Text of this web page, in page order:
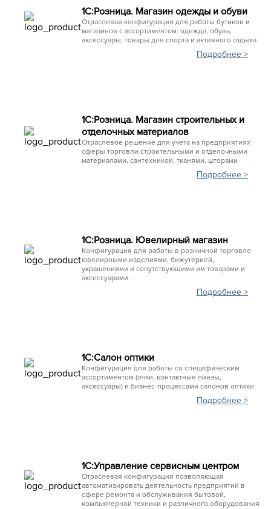
1С:Розница. Магазин одежды и обуви
Отраслевая конфигурация для работы бутиков и
магазинов с ассортиментом: одежда, обувь,
аксессуары, товары для спорта и активного отдыха
Подробнее >
1С:Розница. Магазин строительных и
отделочных материалов
Отраслевое решение для учета на предприятиях
сферы торговли строительными и отделочными
материалами, сантехникой, тканями, шторами
Подробнее >
1C:Розница. Ювелирный магазин
Конфигурация для работы в розничной торговле
ювелирными изделиями, бижутерией,
украшениями и сопутствующими им товарами и
аксессуарами.
Подробнее >
1С:Салон оптики
Конфигурация для работы со специфическим
ассортиментом (очки, контактные линзы,
аксессуары) и бизнес-процессами салонов оптики.
Подробнее >
1С:Управление сервисным центром
Отраслевая конфигурация позволяющая
автоматизировать деятельность предприятий в
сфере ремонта и обслуживания бытовой,
компьютерной техники и различного оборудования